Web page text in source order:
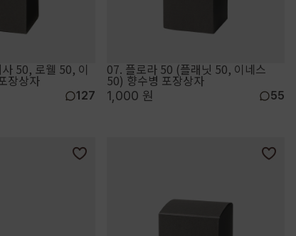
50, 로웰 50, 이
장상자
127
07. 플로라 50 (플래닛 50, 이네스
50) 향수병 포장상자
1,000 원 55